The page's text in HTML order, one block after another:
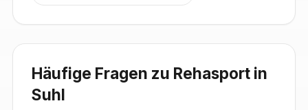
Häufige Fragen zu Rehasport in
Suhl